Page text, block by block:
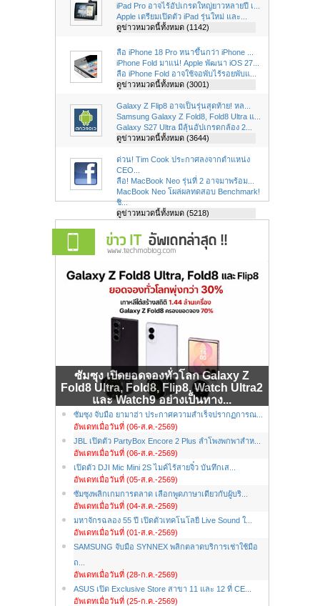
iPad Pro อาจไร้อัปเกรดใหญ่ยาวหลายปี เ...
Apple เตรียมเปิดตัว iPad รุ่นใหม่ และ...
ดูข่าวหมวดนี้ทั้งหมด (1142)
ลือ iPhone 18 Pro หนาขึ้นกว่า iPhone ...
iPhone Fold มาแน่! Apple พัฒนา iOS 27...
ลือ iPhone Fold อาจใช้จอพับไร้รอยพับแ...
ดูข่าวหมวดนี้ทั้งหมด (3001)
Galaxy Z Flip8 อาจเป็นรุ่นสุดท้าย! หล...
Samsung Galaxy Z Fold8, Fold8 Ultra แ...
Galaxy S27 Ultra มีลุ้นอัปเกรดกล้อง 2...
ดูข่าวหมวดนี้ทั้งหมด (3644)
ด่วน! Tim Cook ประกาศลงจากตำแหน่ง
CEO...
ลือ! MacBook Neo รุ่นที่ 2 อาจมาพร้อม...
MacBook Neo โผล่ผลทดสอบ Benchmark!
ชิ...
ดูข่าวหมวดนี้ทั้งหมด (5218)
ซัมซุง เปิดยอดจองทั่วโลก Galaxy Z
Fold8 Ultra, Fold8, Flip8, Watch Ultra2
และ Watch9 อย่างเป็นทาง...
ซัมซุง จับมือ ยามาฮ่า ประกาศความสำเร็จปรากฏการณ...
อัพเดทเมื่อวันที่ (06-ส.ค.-2569)
JBL เปิดตัว PartyBox Encore 2 Plus ลำโพงพกพาสำห...
อัพเดทเมื่อวันที่ (06-ส.ค.-2569)
เปิดตัว DJI Mic Mini 2S ไมค์ไร้สายจิ๋ว บันทึกเส...
อัพเดทเมื่อวันที่ (05-ส.ค.-2569)
ซัมซุงพลิกเกมการตลาด เลือกพูดภาษาเดียวกับผู้บริ...
อัพเดทเมื่อวันที่ (04-ส.ค.-2569)
มหาจักรฉลอง 55 ปี เปิดตัวเทคโนโลยี Live Sound ใ...
อัพเดทเมื่อวันที่ (01-ส.ค.-2569)
SAMSUNG จับมือ SYNNEX พลิกตลาดบริการเช่าใช้มือ
ถ...
อัพเดทเมื่อวันที่ (28-ก.ค.-2569)
ASUS เปิด Exclusive Store สาขา 11 และ 12 ที่ CE...
อัพเดทเมื่อวันที่ (25-ก.ค.-2569)